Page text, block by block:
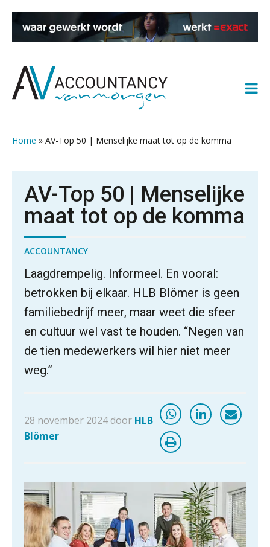
naar
naar
naar
naar
Home » AV-Top 50 | Menselijke maat tot op de komma
AV-Top 50 | Menselijke
maat tot op de komma
ACCOUNTANCY
Laagdrempelig. Informeel. En vooral:
betrokken bij elkaar. HLB Blömer is geen
familiebedrijf meer, maar weet die sfeer
en cultuur wel vast te houden. “Negen van
de tien medewerkers wil hier niet meer
weg.”
28 november 2024 door HLB
Blömer